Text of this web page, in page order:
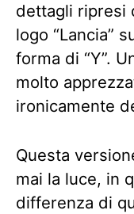
dettagli ripresi
logo “Lancia”
forma di “Y”.
molto
ironicamente
Questa
mai la luce, in
differenza di